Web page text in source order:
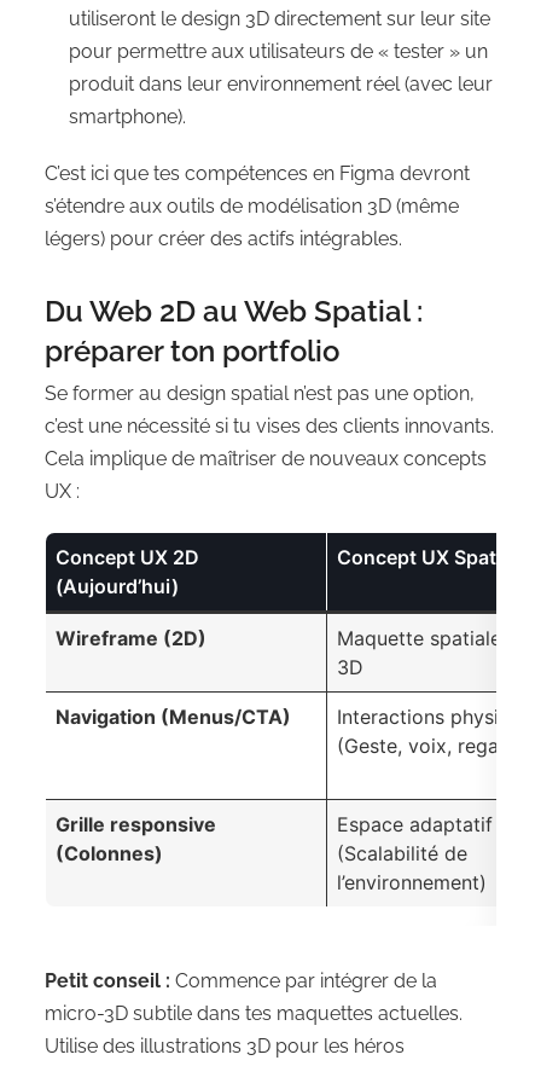
utiliseront le design 3D directement sur leur site
pour permettre aux utilisateurs de « tester » un
produit dans leur environnement réel (avec leur
smartphone).
C’est ici que tes compétences en Figma devront
s’étendre aux outils de modélisation 3D (même
légers) pour créer des actifs intégrables.
Du Web 2D au Web Spatial :
préparer ton portfolio
Se former au design spatial n’est pas une option,
c’est une nécessité si tu vises des clients innovants.
Cela implique de maîtriser de nouveaux concepts
UX :
Concept UX 2D
(Aujourd’hui)
Concept UX Spatial
Wireframe (2D)
Maquette spatiale /
3D
Navigation (Menus/CTA)
Interactions
(Geste, voix, regard)
Grille responsive
(Colonnes)
Espace adaptatif
(Scalabilité de
l’environnement)
Petit conseil : Commence par intégrer de la
micro-3D subtile dans tes maquettes actuelles.
Utilise des illustrations 3D pour les héros